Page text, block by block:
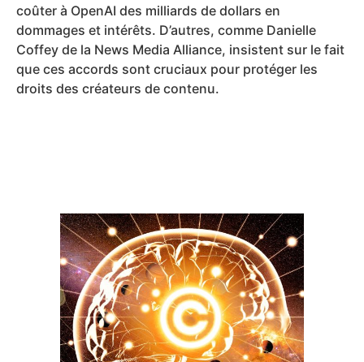
coûter à OpenAI des milliards de dollars en
dommages et intérêts. D’autres, comme Danielle
Coffey de la News Media Alliance, insistent sur le fait
que ces accords sont cruciaux pour protéger les
droits des créateurs de contenu.